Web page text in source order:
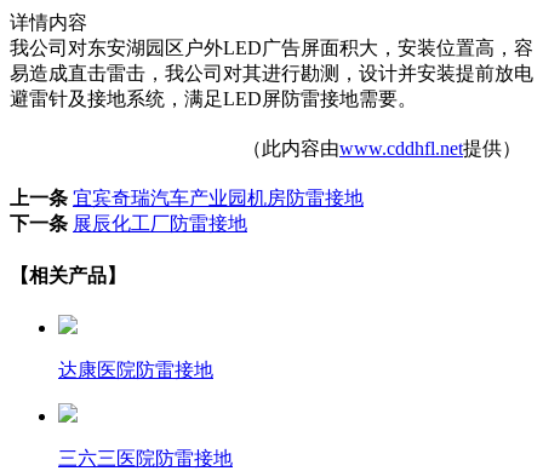
详情内容
我公司对东安湖园区户外LED广告屏面积大，安装位置高，容
易造成直击雷击，我公司对其进行勘测，设计并安装提前放电
避雷针及接地系统，满足LED屏防雷接地需要。
（此内容由www.cddhfl.net提供）
上一条 宜宾奇瑞汽车产业园机房防雷接地
下一条 展辰化工厂防雷接地
【相关产品】
达康医院防雷接地
三六三医院防雷接地